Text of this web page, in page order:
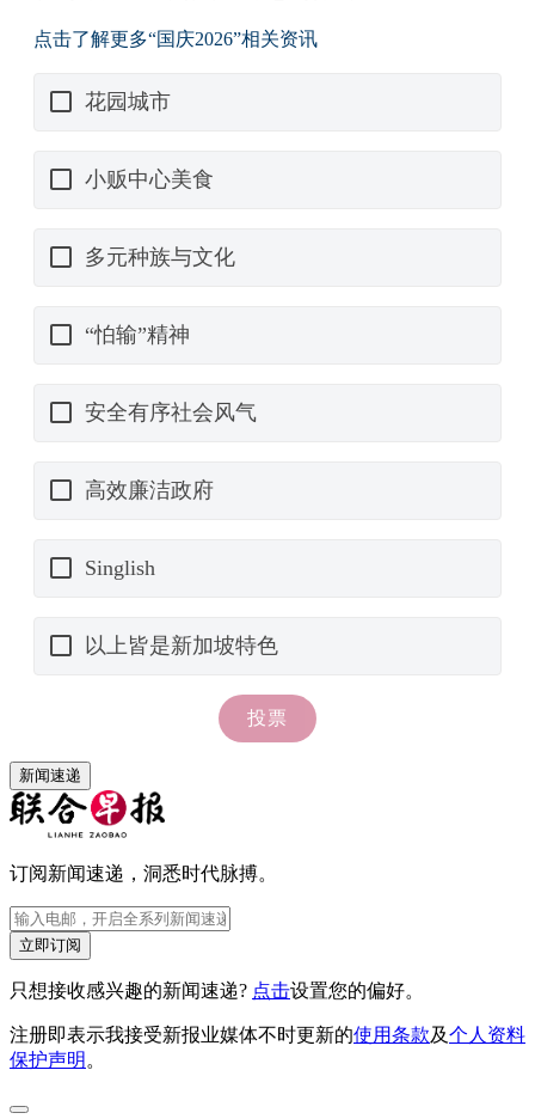
新闻速递
订阅新闻速递，洞悉时代脉搏。
立即订阅
只想接收感兴趣的新闻速递? 点击设置您的偏好。
注册即表示我接受新报业媒体不时更新的使用条款及个人资料
保护声明 。